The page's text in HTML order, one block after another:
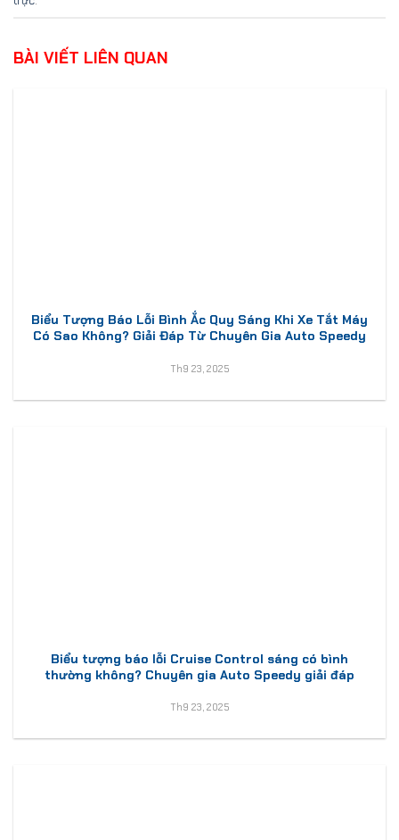
BÀI VIẾT LIÊN QUAN
Biểu Tượng Báo Lỗi Bình Ắc Quy Sáng Khi Xe Tắt Máy
Có Sao Không? Giải Đáp Từ Chuyên Gia Auto Speedy
Th9 23, 2025
Biểu tượng báo lỗi Cruise Control sáng có bình
thường không? Chuyên gia Auto Speedy giải đáp
Th9 23, 2025